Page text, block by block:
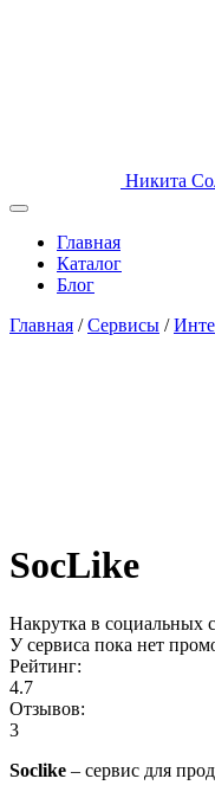
Никита
Главная
Каталог
Блог
Главная / Сервисы /
SocLike
Накрутка в социальных
У сервиса пока нет
Рейтинг:
4.7
Отзывов:
3
Soclike – сервис для